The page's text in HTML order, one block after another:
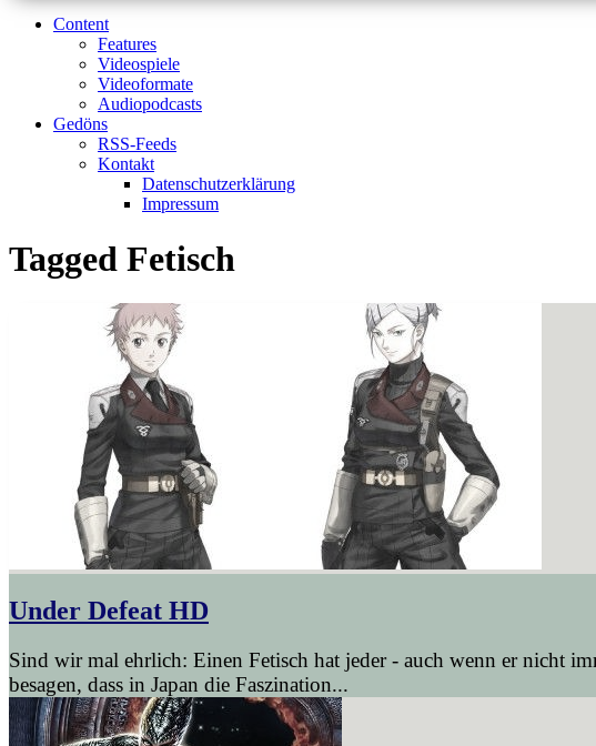
Content
Features
Videospiele
Videoformate
Audiopodcasts
Gedöns
RSS-Feeds
Kontakt
Datenschutzerklärung
Impressum
Tagged Fetisch
Under Defeat HD
Sind wir mal ehrlich: Einen Fetisch hat jeder - auch wenn er nicht
besagen, dass in Japan die Faszination...